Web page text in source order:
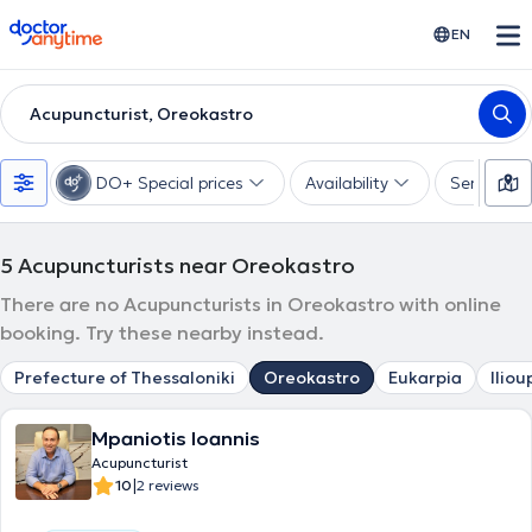
doctoranytime EN
Acupuncturist, Oreokastro
DO+ Special prices Availability Services
5 Acupuncturists near Oreokastro
There are no Acupuncturists in Oreokastro with online
booking. Try these nearby instead.
Prefecture of Thessaloniki Oreokastro Eukarpia
Mpaniotis Ioannis
Acupuncturist
10|2 reviews